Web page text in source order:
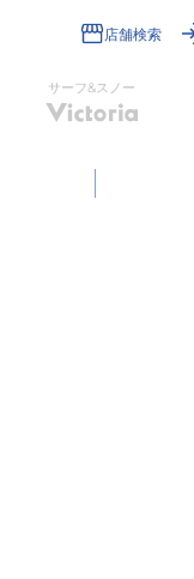
店舗検索
サーフ&スノー